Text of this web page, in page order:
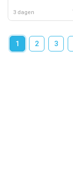
x 80/85 g
Multipak 1
3 dagen
1 2 3